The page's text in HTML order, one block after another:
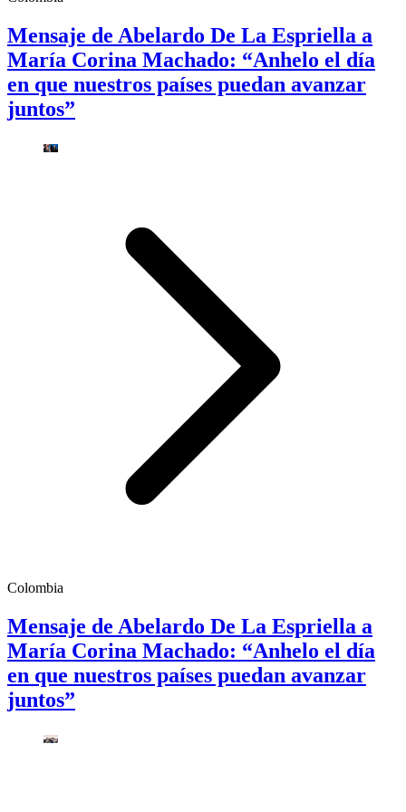
Mensaje de Abelardo De La Espriella a
María Corina Machado: “Anhelo el día
en que nuestros países puedan avanzar
juntos”
Colombia
Mensaje de Abelardo De La Espriella a
María Corina Machado: “Anhelo el día
en que nuestros países puedan avanzar
juntos”